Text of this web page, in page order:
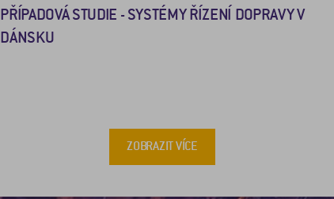
PŘÍPADOVÁ STUDIE - SYSTÉMY ŘÍZENÍ DOPRAVY V
DÁNSKU
ZOBRAZIT VÍCE